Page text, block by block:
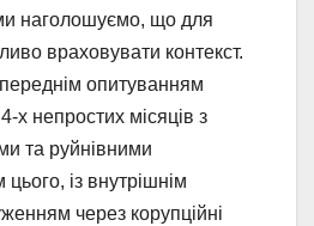
наголошуємо, що для
враховувати контекст.
опитуванням
х непростих місяців з
та руйнівними
цього, із внутрішнім
через корупційні